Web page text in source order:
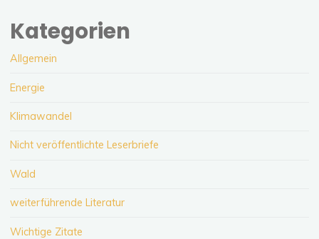
Kategorien
Allgemein
Energie
Klimawandel
Nicht veröffentlichte Leserbriefe
Wald
weiterführende Literatur
Wichtige Zitate